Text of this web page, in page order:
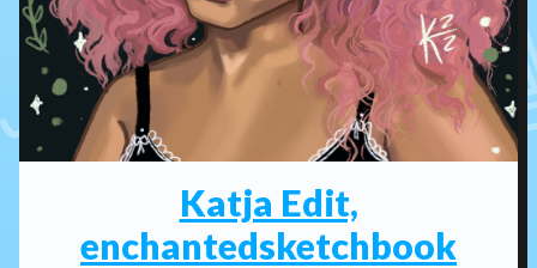
Katja Edit,
enchantedsketchbook